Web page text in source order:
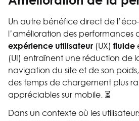
Un autre bénéfice direct de
l’amélioration des performances
expérience utilisateur (UX) fluide
(UI) entraînent une réduction de
navigation du site et de son
des temps de chargement plus
appréciables sur mobile. ⏳
Dans un contexte où les